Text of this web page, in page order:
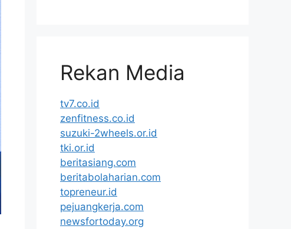
Rekan Media
tv7.co.id
zenfitness.co.id
suzuki-2wheels.or.id
tki.or.id
beritasiang.com
beritabolaharian.com
topreneur.id
pejuangkerja.com
newsfortoday.org